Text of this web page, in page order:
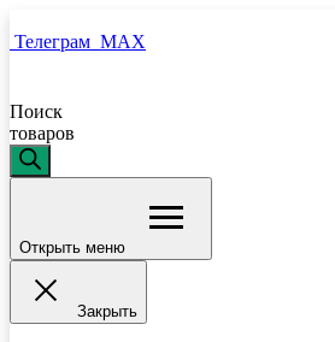
Телеграм MAX
Поиск
товаров
Открыть меню
Закрыть